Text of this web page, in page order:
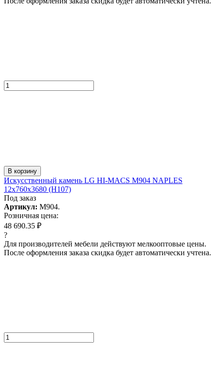
В корзину
Искусcтвенный камень LG HI-MACS M904 NAPLES
12x760x3680 (H107)
Под заказ
Артикул: M904.
Розничная цена:
48 690.35 ₽
?
Для производителей мебели действуют мелкооптовые цены.
После оформления заказа скидка будет автоматически учтена.